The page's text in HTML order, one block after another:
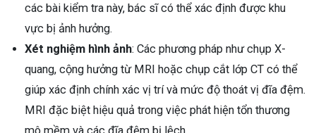
các bài kiểm tra này, bác sĩ có thể xác định được khu
vực bị ảnh hưởng.
Xét nghiệm hình ảnh: Các phương pháp như chụp X-
quang, cộng hưởng từ MRI hoặc chụp cắt lớp CT có thể
giúp xác định chính xác vị trí và mức độ thoát vị đĩa đệm.
MRI đặc biệt hiệu quả trong việc phát hiện tổn thương